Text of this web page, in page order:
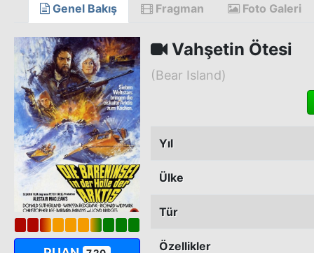
Genel Bakış Fragman Foto Galeri
Vahşetin Ötesi
(Bear Island)
Yıl
Ülke
Tür
Özellikler